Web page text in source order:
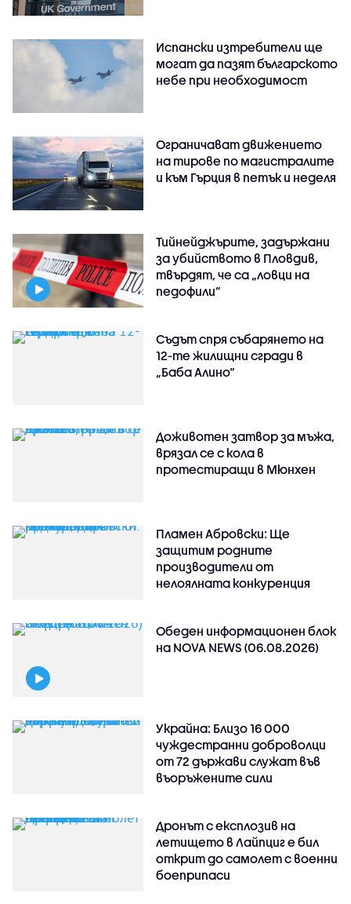
Испански изтребители ще
могат да пазят българското
небе при необходимост
Ограничават движението
на тирове по магистралите
и към Гърция в петък и неделя
Тийнейджърите, задържани
за убийството в Пловдив,
твърдят, че са „ловци на
педофили”
Съдът спря събарянето на
12-те жилищни сгради в
„Баба Алино“
Доживотен затвор за мъжа,
врязал се с кола в
протестиращи в Мюнхен
Пламен Абровски: Ще
защитим родните
производители от
нелоялната конкуренция
Обеден информационен блок
на NOVA NEWS (06.08.2026)
Украйна: Близо 16 000
чуждестранни доброволци
от 72 държави служат във
въоръжените сили
Дронът с експлозив на
летището в Лайпциг е бил
открит до самолет с военни
боеприпаси